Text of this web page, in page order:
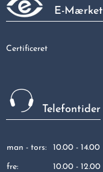
E-Mærket
Certificeret
Telefontider
man - tors: 10.00 - 14.00
fre: 10.00 - 12.00